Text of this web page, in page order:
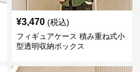
¥3,470 (税込)
フィギュアケース 積み重ね式小
型透明収納ボックス